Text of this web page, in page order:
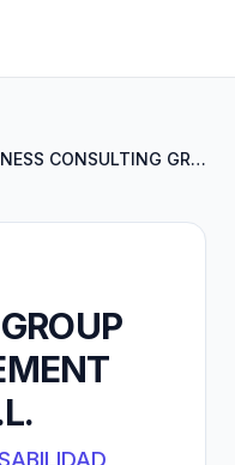
BUSINESS CONSULTING GROUP AND...